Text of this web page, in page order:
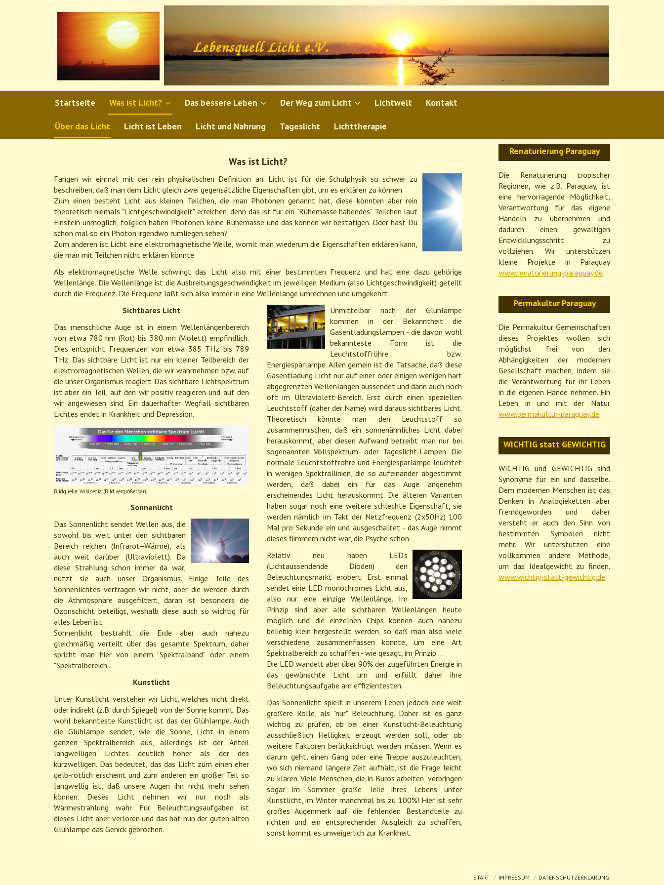
Startseite Was ist Licht? Das bessere Leben Der Weg zum Licht Lichtwelt Kontakt
Über das Licht Licht ist Leben Licht und Nahrung Tageslicht Lichttherapie
Was ist Licht?
Fangen wir einmal mit der rein physikalischen Definition an. Licht ist für die Schulphysik so schwer zu
beschreiben, daß man dem Licht gleich zwei gegensätzliche Eigenschaften gibt, um es erklären zu können.
Zum einen besteht Licht aus kleinen Teilchen, die man Photonen genannt hat, diese könnten aber rein
theoretisch niemals "Lichtgeschwindigkeit" erreichen, denn das ist für ein "Ruhemasse habendes" Teilchen laut
Einstein unmöglich, folglich haben Photonen keine Ruhemasse und das können wir bestätigen. Oder hast Du
schon mal so ein Photon irgendwo rumliegen sehen?
Zum anderen ist Licht eine elektromagnetische Welle, womit man wiederum die Eigenschaften erklären kann,
die man mit Teilchen nicht erklären könnte.
Als elektromagnetische Welle schwingt das Licht also mit einer bestimmten Frequenz und hat eine dazu gehörige
Wellenlänge. Die Wellenlänge ist die Ausbreitungsgeschwindigkeit im jeweiligen Medium (also Lichtgeschwindigkeit) geteilt
durch die Frequenz. Die Frequenz läßt sich also immer in eine Wellenlänge umrechnen und umgekehrt.
Sichtbares Licht
Das menschliche Auge ist in einem Wellenlängenbereich
von etwa 780 nm (Rot) bis 380 nm (Violett) empfindlich.
Dies entspricht Frequenzen von etwa 385 THz bis 789
THz. Das sichtbare Licht ist nur ein kleiner Teilbereich der
elektromagnetischen Wellen, die wir wahrnehmen bzw. auf
die unser Organismus reagiert. Das sichtbare Lichtspektrum
ist aber ein Teil, auf den wir positiv reagieren und auf den
wir angewiesen sind. Ein dauerhafter Wegfall sichtbaren
Lichtes endet in Krankheit und Depression.
Bildquelle: Wikipedia (Bild vergrößerbar)
Sonnenlicht
Das Sonnenlicht sendet Wellen aus, die
sowohl bis weit unter den sichtbaren
Bereich reichen (Infrarot=Wärme), als
auch weit darüber (Ultraviolett). Da
diese Strahlung schon immer da war,
nutzt sie auch unser Organismus. Einige Teile des
Sonnenlichtes vertragen wir nicht, aber die werden durch
die Athmosphäre ausgefiltert, daran ist besonders die
Ozonschicht beteiligt, weshalb diese auch so wichtig für
alles Leben ist.
Sonnenlicht bestrahlt die Erde aber auch nahezu
gleichmäßig verteilt über das gesamte Spektrum, daher
spricht man hier von einem "Spektralband" oder einem
"Spektralbereich".
Kunstlicht
Unter Kunstlicht verstehen wir Licht, welches nicht direkt
oder indirekt (z.B. durch Spiegel) von der Sonne kommt. Das
wohl bekannteste Kunstlicht ist das der Glühlampe. Auch
die Glühlampe sendet, wie die Sonne, Licht in einem
ganzen Spektralbereich aus, allerdings ist der Anteil
langwelligen Lichtes deutlich höher als der des
kurzwelligen. Das bedeutet, das das Licht zum einen eher
gelb-rötlich erscheint und zum anderen ein großer Teil so
langwellig ist, daß unsere Augen ihn nicht mehr sehen
können. Dieses Licht nehmen wir nur noch als
Wärmestrahlung wahr. Für Beleuchtungsaufgaben ist
dieses Licht aber verloren und das hat nun der guten alten
Glühlampe das Genick gebrochen.
Unmittelbar nach der Glühlampe
kommen in der Bekanntheit die
Gasentladungslampen - die davon wohl
bekannteste Form ist die
Leuchtstoffröhre bzw.
Energiesparlampe. Allen gemein ist die Tatsache, daß diese
Gasentladung Licht nur auf einer oder einigen wenigen hart
abgegrenzten Wellenlängen aussendet und dann auch noch
oft im Ultraviolett-Bereich. Erst durch einen speziellen
Leuchtstoff (daher der Name) wird daraus sichtbares Licht.
Theoretisch könnte man den Leuchtstoff so
zusammenmischen, daß ein sonnenähnliches Licht dabei
herauskommt, aber diesen Aufwand betreibt man nur bei
sogenannten Vollspektrum- oder Tageslicht-Lampen. Die
normale Leuchtstoffröhre und Energiesparlampe leuchtet
in wenigen Spektrallinien, die so aufeinander abgestimmt
werden, daß dabei ein für das Auge angenehm
erscheinendes Licht herauskommt. Die älteren Varianten
haben sogar noch eine weitere schlechte Eigenschaft, sie
werden nämlich im Takt der Netzfrequenz (2x50Hz) 100
Mal pro Sekunde ein und ausgeschaltet - das Auge nimmt
dieses flimmern nicht war, die Psyche schon.
Relativ neu haben LED's
(Lichtaussendende Dioden) den
Beleuchtungsmarkt erobert. Erst einmal
sendet eine LED monochromes Licht aus,
also nur eine einzige Wellenlänge. Im
Prinzip sind aber alle sichtbaren Wellenlängen heute
möglich und die einzelnen Chips können auch nahezu
beliebig klein hergestellt werden, so daß man also viele
verschiedene zusammenfassen könnte, um eine Art
Spektralbereich zu schaffen - wie gesagt, im Prinzip ...
Die LED wandelt aber über 90% der zugeführten Energie in
das gewünschte Licht um und erfüllt daher ihre
Beleuchtungsaufgabe am effizientesten.
Das Sonnenlicht spielt in unserem Leben jedoch eine weit
größere Rolle, als "nur" Beleuchtung. Daher ist es ganz
wichtig zu prüfen, ob bei einer Kunstlicht-Beleuchtung
ausschließlich Helligkeit erzeugt werden soll, oder ob
weitere Faktoren berücksichtigt werden müssen. Wenn es
darum geht, einen Gang oder eine Treppe auszuleuchten,
wo sich niemand längere Zeit aufhält, ist die Frage leicht
zu klären. Viele Menschen, die in Büros arbeiten, verbringen
sogar im Sommer große Teile ihres Lebens unter
Kunstlicht, im Winter manchmal bis zu 100%! Hier ist sehr
großes Augenmerk auf die fehlenden Bestandteile zu
richten und ein entsprechender Ausgleich zu schaffen,
sonst kommt es unweigerlich zur Krankheit.
Renaturierung Paraguay
Die Renaturierung tropischer
Regionen, wie z.B. Paraguay, ist
eine hervorragende Möglichkeit,
Verantwortung für das eigene
Handeln zu übernehmen und
dadurch einen gewaltigen
Entwicklungsschritt zu
vollziehen. Wir unterstützen
kleine Projekte in Paraguay
www.renaturierung-paraguay.de
Permakultur Paraguay
Die Permakultur Gemeinschaften
dieses Projektes wollen sich
möglichst frei von den
Abhängigkeiten der modernen
Gesellschaft machen, indem sie
die Verantwortung für ihr Leben
in die eigenen Hände nehmen. Ein
Leben in und mit der Natur
www.permakultur-paraguay.de
WICHTIG statt GEWICHTIG
WICHTIG und GEWICHTIG sind
Synonyme für ein und dasselbe.
Dem modernen Menschen ist das
Denken in Analogieketten aber
fremdgeworden und daher
versteht er auch den Sinn von
bestimmten Symbolen nicht
mehr. Wir unterstützen eine
vollkommen andere Methode,
um das Idealgewicht zu finden.
www.wichtig-statt-gewichtig.de
START IMPRESSUM DATENSCHUTZERKLÄRUNG